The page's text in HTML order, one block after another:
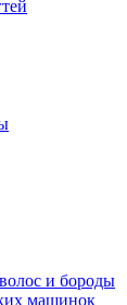
и бороды
машинок